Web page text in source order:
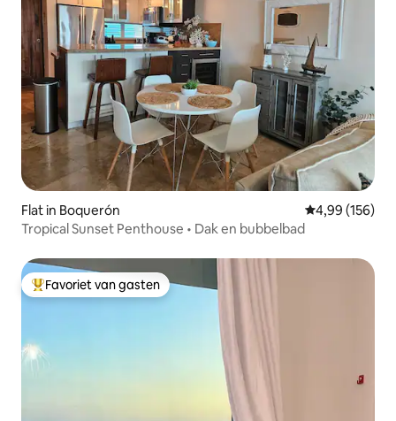
Flat in Boquerón Gemiddelde
4,99 (156)
Tropical Sunset Penthouse • Dak en bubbelbad
Topfavoriet van gasten
Favoriet van gasten